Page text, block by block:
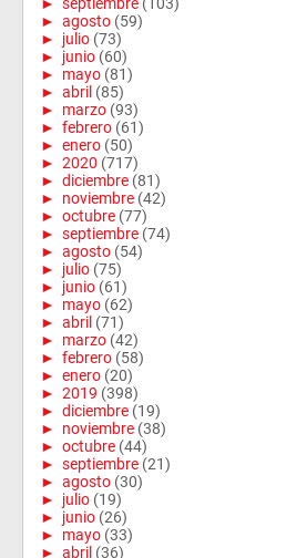
► agosto (59)
► julio (73)
► junio (60)
► mayo (81)
► abril (85)
► marzo (93)
► febrero (61)
► enero (50)
► 2020 (717)
► diciembre (81)
► noviembre (42)
► octubre (77)
► septiembre (74)
► agosto (54)
► julio (75)
► junio (61)
► mayo (62)
► abril (71)
► marzo (42)
► febrero (58)
► enero (20)
► 2019 (398)
► diciembre (19)
► noviembre (38)
► octubre (44)
► septiembre (21)
► agosto (30)
► julio (19)
► junio (26)
► mayo (33)
► abril (36)